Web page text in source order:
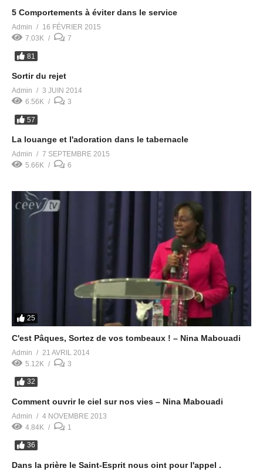
5 Comportements à éviter dans le service
Admin
16 FÉVRIER 2015
7.03K
7
81
Sortir du rejet
Admin
3 JUIN 2014
6.56K
3
57
La louange et l'adoration dans le tabernacle
Admin
7 SEPTEMBRE 2015
5.66K
6
25
C'est Pâques, Sortez de vos tombeaux ! – Nina Mabouadi
Admin
21 AVRIL 2014
5.12K
3
32
Comment ouvrir le ciel sur nos vies – Nina Mabouadi
Admin
4 NOVEMBRE 2013
4.84K
1
36
Dans la prière le Saint-Esprit nous oint pour l'appel .